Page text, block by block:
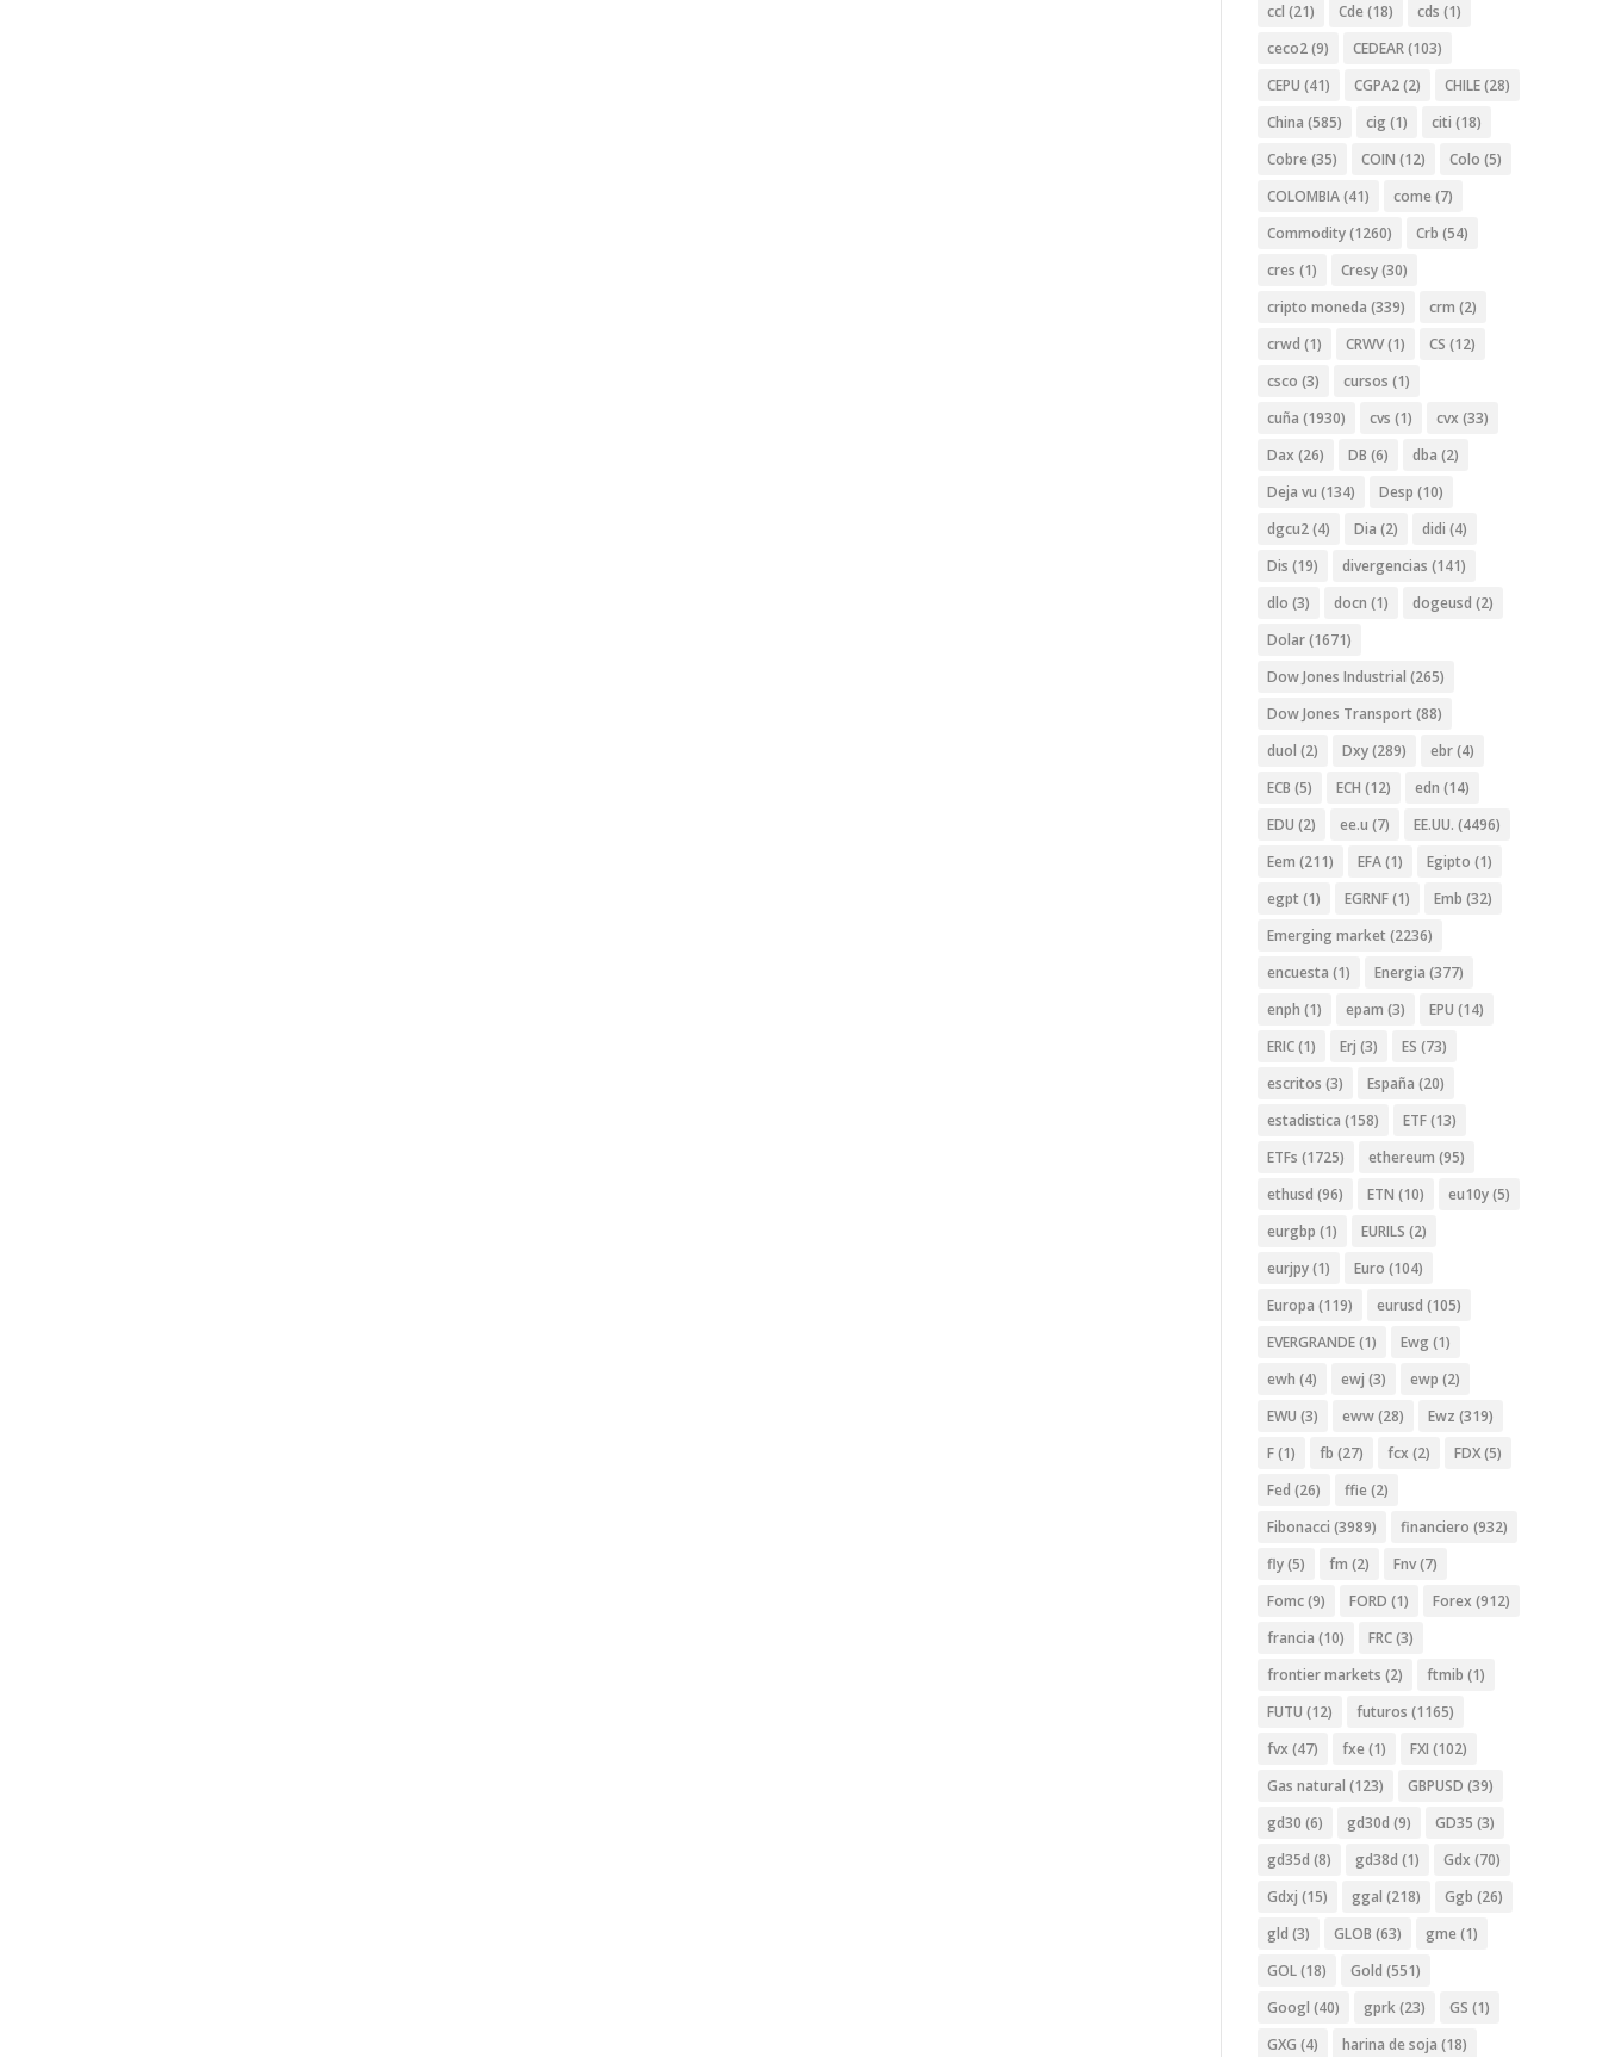
ccl (21) Cde (18) cds (1)
ceco2(9) CEDEAR(103)
CEPU (41) CGPA2(2) CHILE(28)
China (585) cig (1) citi (18)
Cobre (35) COIN (12) Colo (5)
COLOMBIA(41) come (7)
Commodity(1260) Crb (54)
cres (1) Cresy(30)
cripto moneda (339) crm (2)
crwd (1) CRWV(1) CS (12)
csco (3) cursos (1)
cuña (1930) cvs (1) cvx (33)
Dax (26) DB (6) dba (2)
Deja vu (134) Desp (10)
dgcu2(4) Dia (2) didi (4)
Dis (19) divergencias (141)
dlo (3) docn (1) dogeusd (2)
Dolar(1671)
Dow Jones Industrial (265)
Dow Jones Transport (88)
duol (2) Dxy(289) ebr(4)
ECB (5) ECH (12) edn (14)
EDU (2) ee.u (7) EE.UU. (4496)
Eem (211) EFA(1) Egipto (1)
egpt (1) EGRNF(1) Emb (32)
Emerging market (2236)
encuesta (1) Energia (377)
enph (1) epam (3) EPU (14)
ERIC(1) Erj (3) ES (73)
escritos (3) España (20)
estadistica (158) ETF(13)
ETFs (1725) ethereum (95)
ethusd (96) ETN (10) eu10y(5)
eurgbp (1) EURILS (2)
eurjpy(1) Euro (104)
Europa (119) eurusd (105)
EVERGRANDE(1) Ewg (1)
ewh (4) ewj (3) ewp (2)
EWU (3) eww(28) Ewz (319)
F(1) fb (27) fcx (2) FDX(5)
Fed (26) ffie (2)
Fibonacci (3989) financiero (932)
fly(5) fm (2) Fnv(7)
Fomc(9) FORD (1) Forex (912)
francia (10) FRC(3)
frontier markets (2) ftmib (1)
FUTU (12) futuros (1165)
fvx (47) fxe (1) FXI (102)
Gas natural (123) GBPUSD (39)
gd30 (6) gd30d (9) GD35 (3)
gd35d (8) gd38d (1) Gdx (70)
Gdxj (15) ggal (218) Ggb (26)
gld (3) GLOB (63) gme (1)
GOL(18) Gold (551)
Googl (40) gprk(23) GS (1)
GXG (4) harina de soja (18)